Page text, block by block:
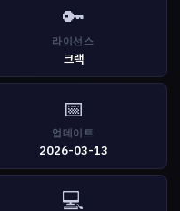
🔑
라이선스
크랙
📅
업데이트
2026-03-13
💻